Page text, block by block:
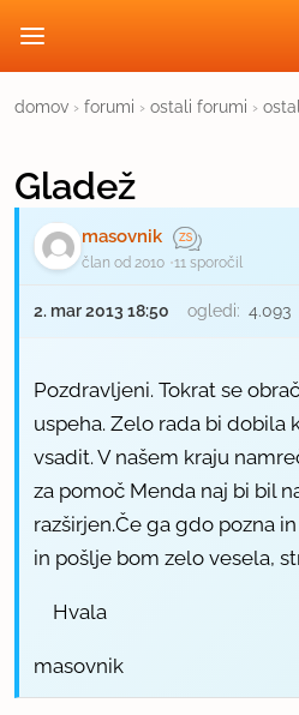
domov › forumi › ostali forumi ›
Gladež
masovnik
član od 2010 11 sporočil
2. mar 2013 18:50 ogledi: 4.093
Pozdravljeni. Tokrat se
uspeha. Zelo rada bi dobila
vsadit. V našem kraju
za pomoč Menda naj bi bil
razširjen.Če ga gdo pozna
in pošlje bom zelo vesela,
Hvala
masovnik